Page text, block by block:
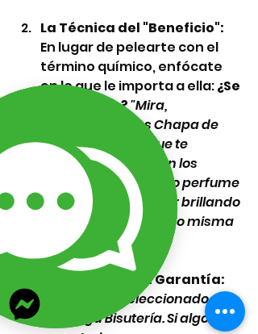
La Técnica del "Beneficio":
En lugar de pelearte con el
término químico, enfócate
en lo que le importa a ella: ¿Se
pone negro?"Mira,
técnicamente es Chapa de
Oro Premium. Lo que te
garantizo es que con los
cuidados básicos (no perfume
directo), te va a durar brillando
muchísimo tiempo. Yo misma
lo uso"
La Técnica de la Garantía:
"Es material seleccionado por
Lizarraga Bisutería. Si algo nos